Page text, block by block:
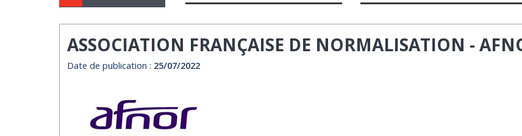
ASSOCIATION FRANÇAISE DE NORMALISATION -
Date de publication : 25/07/2022